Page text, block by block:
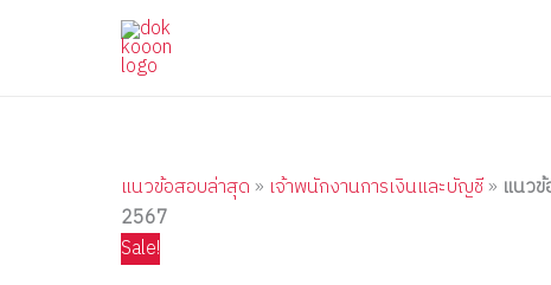
แนวข้อสอบล่าสุด» เจ้าพนักงานการเงินและบัญชี» แนว
2567
Sale!
ข้อสอบ
เจ้า
พนักงาน
บัญชี
ปฏิบัติ
งาน
กรม
บังคับ